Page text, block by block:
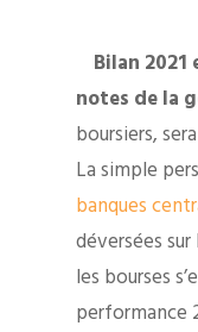
Bilan
notes de la
boursiers,
La simple
banques
déversées
les bourses
performance